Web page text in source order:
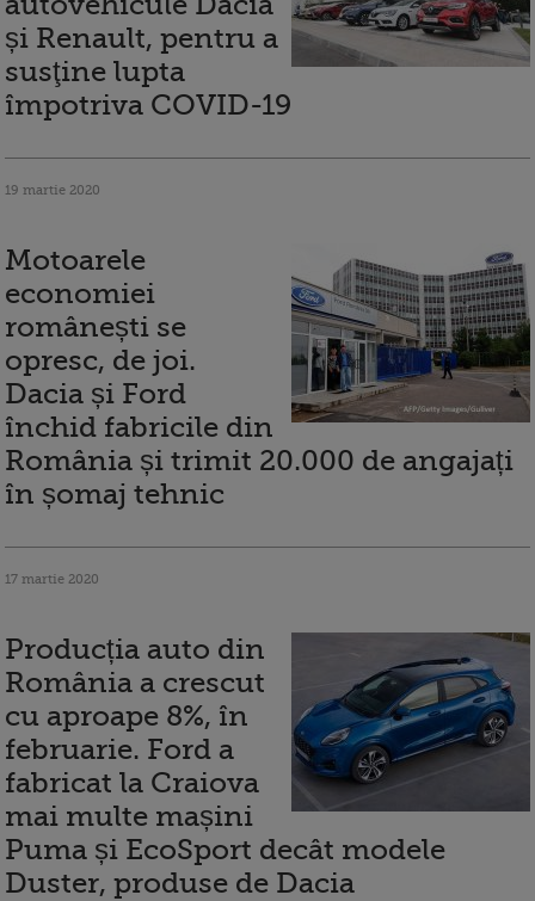
și Renault, pentru a
susţine lupta
împotriva COVID-19
19 martie 2020
Motoarele
economiei
românești se
opresc, de joi.
Dacia și Ford
închid fabricile din
România și trimit 20.000 de angajați
în șomaj tehnic
17 martie 2020
Producția auto din
România a crescut
cu aproape 8%, în
februarie. Ford a
fabricat la Craiova
mai multe mașini
Puma și EcoSport decât modele
Duster, produse de Dacia